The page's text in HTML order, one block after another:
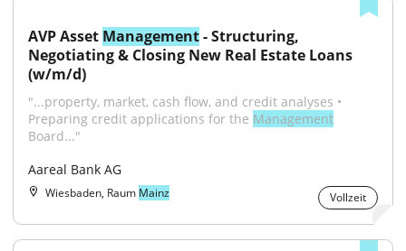
AVP Asset Management - Structuring,
Negotiating & Closing New Real Estate Loans
(w/m/d)
"...property, market, cash flow, and credit analyses •
Preparing credit applications for the Management
Board..."
Aareal Bank AG
Wiesbaden, Raum Mainz Vollzeit